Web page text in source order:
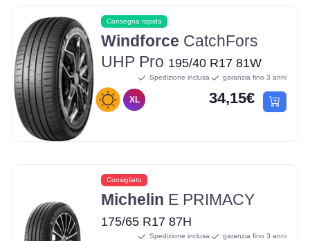
Consegna rapida
Windforce CatchFors
UHP Pro 195/40 R17 81W
XL
Spedizione inclusa garanzia fino 3 anni
34,15€
Consigliato
Michelin E PRIMACY
175/65 R17 87H
Spedizione inclusa garanzia fino 3 anni